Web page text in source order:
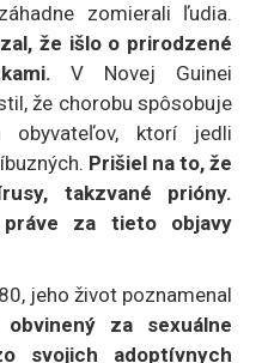
zomierali ľudia.
že išlo o prirodzené
V Novej Guinei
že chorobu spôsobuje
obyvateľov, ktorí jedli
Prišiel na to, že
takzvané prióny.
za tieto objavy
jeho život poznamenal
obvinený za sexuálne
svojich adoptívnych